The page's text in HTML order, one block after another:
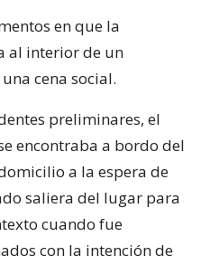
en que la
al interior de un
cena social.
preliminares, el
encontraba a bordo del
a la espera de
saliera del lugar para
cuando fue
con la intención de